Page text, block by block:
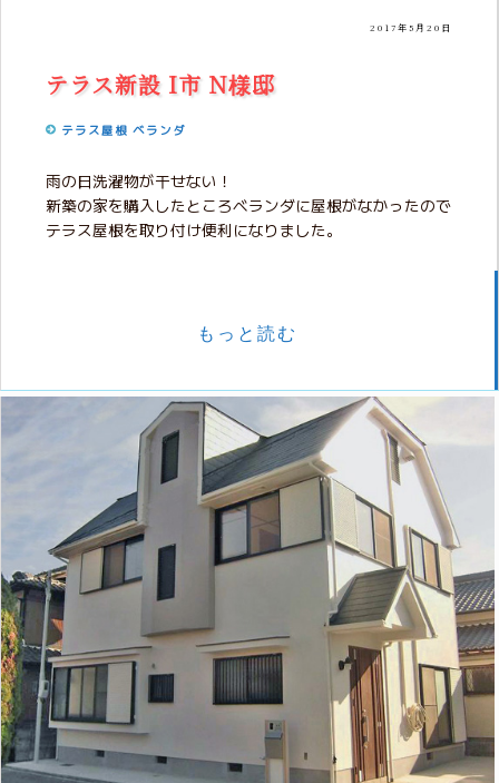
2017年5月20日
テラス新設 I市 N様邸
テラス屋根 ベランダ
雨の日洗濯物が干せない！
新築の家を購入したところベランダに屋根がなかったので
テラス屋根を取り付け便利になりました。
もっと読む